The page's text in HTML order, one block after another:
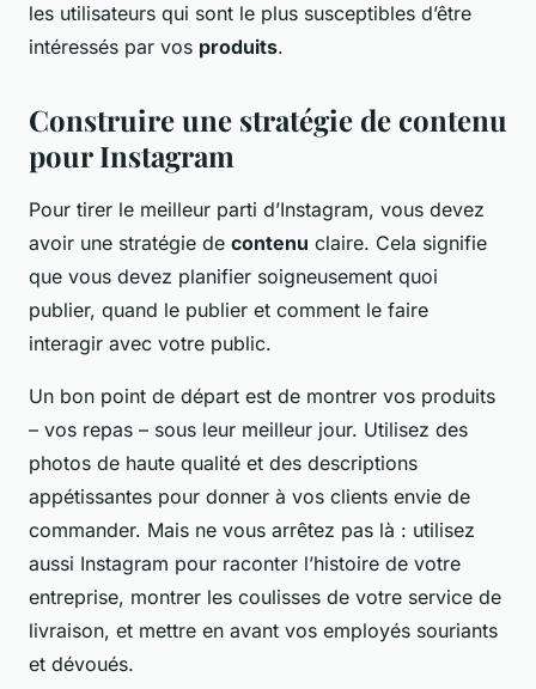
les utilisateurs qui sont le plus susceptibles d’être
intéressés par vos produits.
Construire une stratégie de contenu
pour Instagram
Pour tirer le meilleur parti d’Instagram, vous devez
avoir une stratégie de contenu claire. Cela signifie
que vous devez planifier soigneusement quoi
publier, quand le publier et comment le faire
interagir avec votre public.
Un bon point de départ est de montrer vos produits
– vos repas – sous leur meilleur jour. Utilisez des
photos de haute qualité et des descriptions
appétissantes pour donner à vos clients envie de
commander. Mais ne vous arrêtez pas là : utilisez
aussi Instagram pour raconter l’histoire de votre
entreprise, montrer les coulisses de votre service de
livraison, et mettre en avant vos employés souriants
et dévoués.